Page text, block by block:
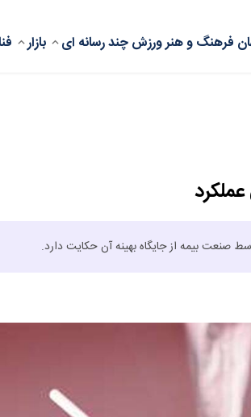
فرهنگ و هنرورزشچند رسانه ای بازار